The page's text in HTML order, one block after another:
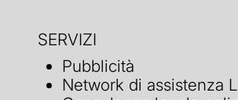
SERVIZI
Pubblicità
Network di assistenza